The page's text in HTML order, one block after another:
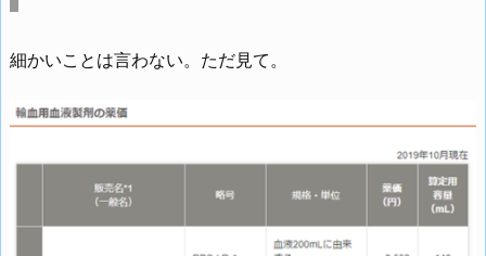
細かいことは言わない。ただ見て。